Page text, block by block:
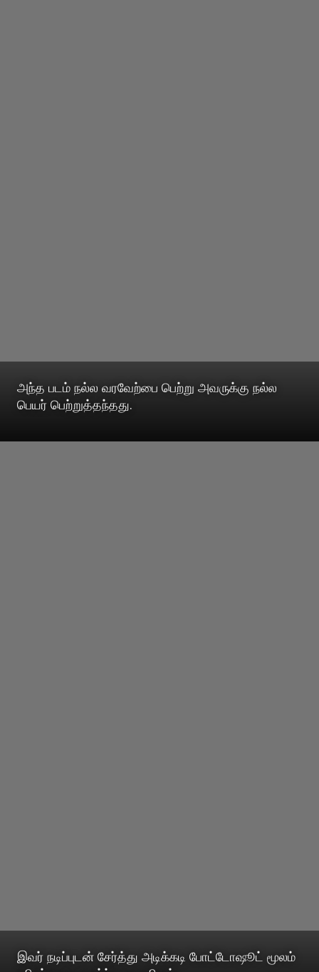
அந்த படம் நல்ல வரவேற்பை பெற்று அவருக்கு நல்ல
பெயர் பெற்றுத்தந்தது.
இவர் நடிப்புடன் சேர்த்து அடிக்கடி போட்டோஷூட் மூலம்